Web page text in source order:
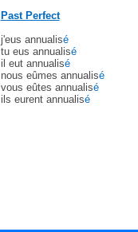
Past Perfect
j'eus annualisé
tu eus annualisé
il eut annualisé
nous eûmes annualisé
vous eûtes annualisé
ils eurent annualisé